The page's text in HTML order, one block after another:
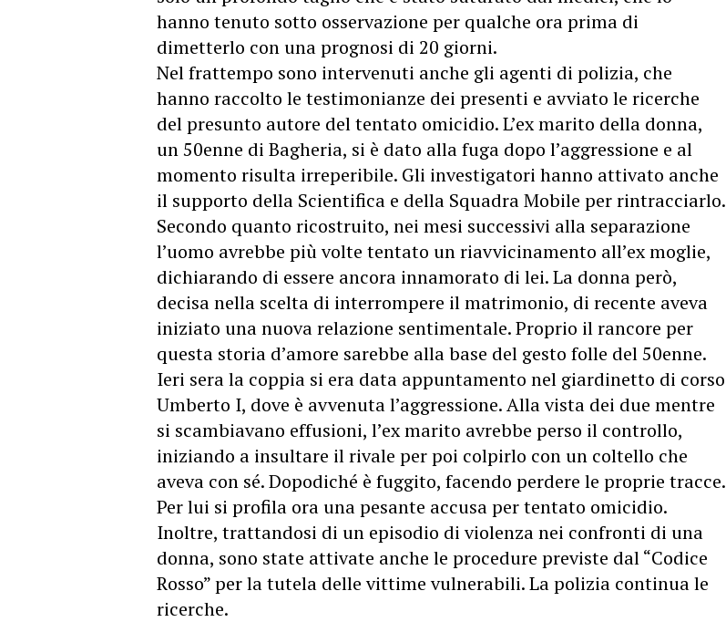
hanno tenuto sotto osservazione per qualche ora prima di
dimetterlo con una prognosi di 20 giorni.
Nel frattempo sono intervenuti anche gli agenti di polizia, che
hanno raccolto le testimonianze dei presenti e avviato le ricerche
del presunto autore del tentato omicidio. L’ex marito della donna,
un 50enne di Bagheria, si è dato alla fuga dopo l’aggressione e al
momento risulta irreperibile. Gli investigatori hanno attivato anche
il supporto della Scientifica e della Squadra Mobile per rintracciarlo.
Secondo quanto ricostruito, nei mesi successivi alla separazione
l’uomo avrebbe più volte tentato un riavvicinamento all’ex moglie,
dichiarando di essere ancora innamorato di lei. La donna però,
decisa nella scelta di interrompere il matrimonio, di recente aveva
iniziato una nuova relazione sentimentale. Proprio il rancore per
questa storia d’amore sarebbe alla base del gesto folle del 50enne.
Ieri sera la coppia si era data appuntamento nel giardinetto di corso
Umberto I, dove è avvenuta l’aggressione. Alla vista dei due mentre
si scambiavano effusioni, l’ex marito avrebbe perso il controllo,
iniziando a insultare il rivale per poi colpirlo con un coltello che
aveva con sé. Dopodiché è fuggito, facendo perdere le proprie tracce.
Per lui si profila ora una pesante accusa per tentato omicidio.
Inoltre, trattandosi di un episodio di violenza nei confronti di una
donna, sono state attivate anche le procedure previste dal “Codice
Rosso” per la tutela delle vittime vulnerabili. La polizia continua le
ricerche.